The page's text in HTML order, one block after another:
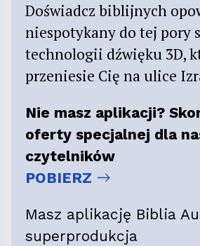
Doświadcz biblijnych
niespotykany do tej pory
technologii dźwięku 3D,
przeniesie Cię na ulice
Nie masz aplikacji?
oferty specjalnej dla
czytelników
POBIERZ
Masz aplikację Biblia
superprodukcja